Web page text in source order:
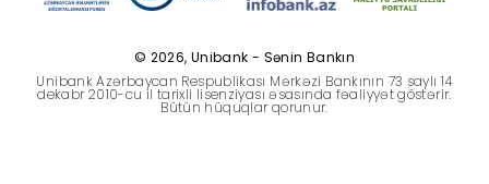
Dayanıqlılıq
© 2026, Unibank - Sənin Bankın
Unibank Azərbaycan Respublikası Mərkəzi Bankının 73 saylı 14
dekabr 2010-cu il tarixli lisenziyası əsasında fəaliyyət göstərir.
Bütün hüquqlar qorunur.